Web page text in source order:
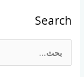
Search